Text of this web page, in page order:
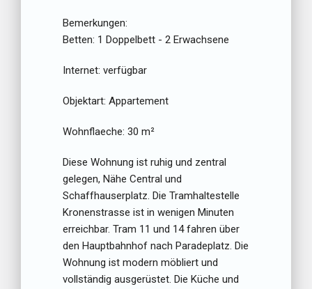
Bemerkungen:
Betten: 1 Doppelbett - 2 Erwachsene
Internet: verfügbar
Objektart: Appartement
Wohnflaeche: 30 m²
Diese Wohnung ist ruhig und zentral
gelegen, Nähe Central und
Schaffhauserplatz. Die Tramhaltestelle
Kronenstrasse ist in wenigen Minuten
erreichbar. Tram 11 und 14 fahren über
den Hauptbahnhof nach Paradeplatz. Die
Wohnung ist modern möbliert und
vollständig ausgerüstet. Die Küche und